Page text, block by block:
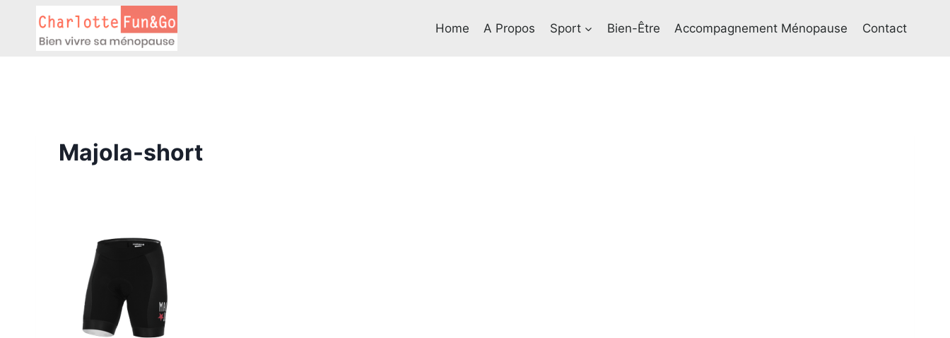
contenu
Home A Propos Sport Bien-Être Accompagnement Ménopause Contact
Majola-short